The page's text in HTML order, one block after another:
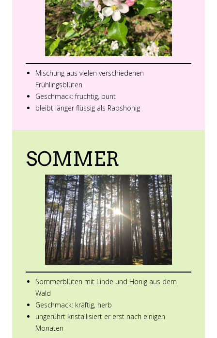
Mischung aus vielen verschiedenen
Frühlingsblüten
Geschmack: fruchtig, bunt
bleibt länger flüssig als Rapshonig
SOMMER
Sommerblüten mit Linde und Honig aus dem
Wald
Geschmack: kräftig, herb
ungerührt kristallisiert er erst nach einigen
Monaten